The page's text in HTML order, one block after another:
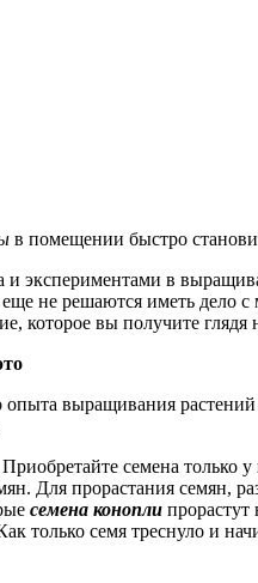
в помещении быстро
экспериментами в
не решаются иметь дело
которое вы получите
опыта выращивания
семена только
Для прорастания семян,
семена конопли прорастут
только семя треснуло и